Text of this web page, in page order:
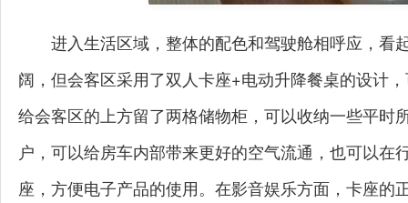
进入生活区域，整体的配色和驾驶舱相呼应，看
阔，但会客区采用了双人卡座+电动升降餐桌的设计
给会客区的上方留了两格储物柜，可以收纳一些平
户，可以给房车内部带来更好的空气流通，也可以
座，方便电子产品的使用。在影音娱乐方面，卡座